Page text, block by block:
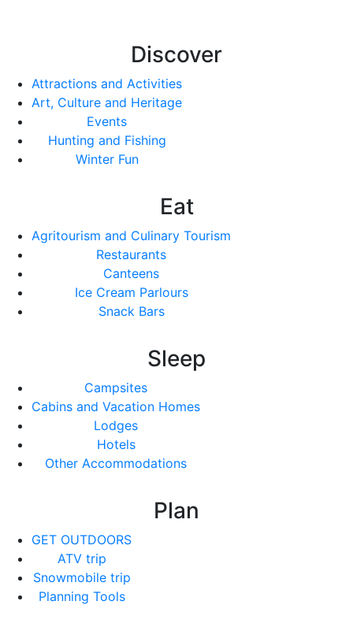
Discover
Attractions and Activities
Art, Culture and Heritage
Events
Hunting and Fishing
Winter Fun
Eat
Agritourism and Culinary Tourism
Restaurants
Canteens
Ice Cream Parlours
Snack Bars
Sleep
Campsites
Cabins and Vacation Homes
Lodges
Hotels
Other Accommodations
Plan
GET OUTDOORS
ATV trip
Snowmobile trip
Planning Tools